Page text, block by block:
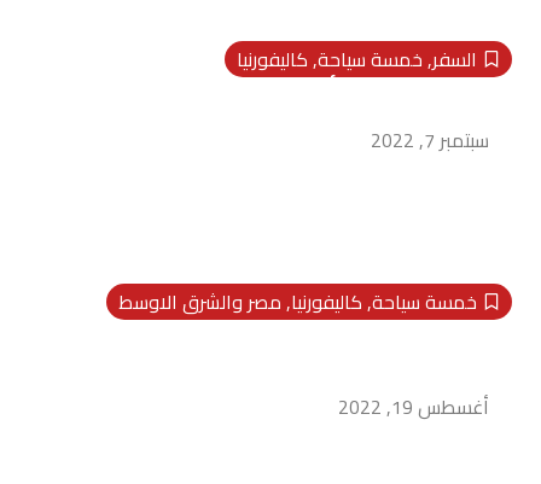
السفر,خمسة سياحة,كاليفورنيا
استرداد 16 قطعة أثرية مصرية من الولايات
سبتمبر 7, 2022
خمسة سياحة,كاليفورنيا,مصر والشرق الاوسط
افتتاح معرض “رمسيس وذهب الفراعنة” في
أغسطس 19, 2022